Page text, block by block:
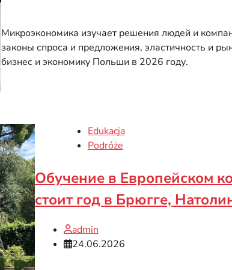
Микроэкономика изучает решения людей и
законы спроса и предложения, эластичность и
бизнес и экономику Польши в 2026 году.
Edukacja
Podróże
Обучение в Европейском
стоит год в Брюгге,
admin
24.06.2026